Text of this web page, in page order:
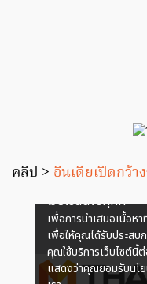
คลิป > อินเดียเปิดกว้